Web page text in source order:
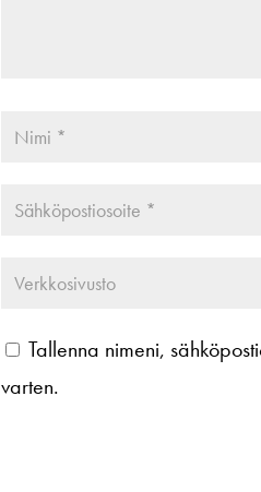
Tallenna nimeni,
varten.